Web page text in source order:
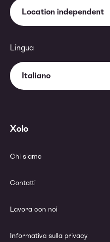
Location independent
Lingua
Italiano
Xolo
Chi siamo
Contatti
Lavora con noi
Informativa sulla privacy